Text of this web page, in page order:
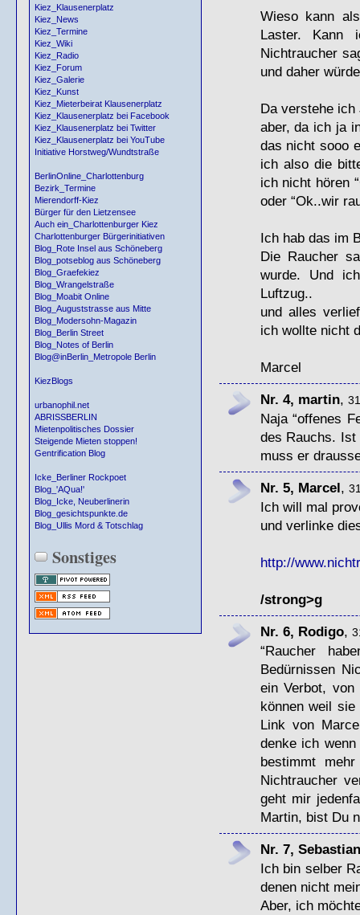
Kiez_Klausenerplatz
Kiez_News
Kiez_Termine
Kiez_Wiki
Kiez_Radio
Kiez_Forum
Kiez_Galerie
Kiez_Kunst
Kiez_Mieterbeirat Klausenerplatz
Kiez_Klausenerplatz bei Facebook
Kiez_Klausenerplatz bei Twitter
Kiez_Klausenerplatz bei YouTube
Initiative Horstweg/Wundtstraße
BerlinOnline_Charlottenburg
Bezirk_Termine
Mierendorff-Kiez
Bürger für den Lietzensee
Auch ein_Charlottenburger Kiez
Charlottenburger Bürgerinitiativen
Blog_Rote Insel aus Schöneberg
Blog_potseblog aus Schöneberg
Blog_Graefekiez
Blog_Wrangelstraße
Blog_Moabit Online
Blog_Auguststrasse aus Mitte
Blog_Modersohn-Magazin
Blog_Berlin Street
Blog_Notes of Berlin
Blog@inBerlin_Metropole Berlin
KiezBlogs
urbanophil.net
ABRISSBERLIN
Mietenpolitisches Dossier
Steigende Mieten stoppen!
Gentrification Blog
Icke_Berliner Rockpoet
Blog_'AQua!'
Blog_Icke, Neuberlinerin
Blog_gesichtspunkte.de
Blog_Ullis Mord & Totschlag
Sonstiges
Wieso kann
Laster. Kann
Nichtraucher
und daher
Da verstehe
aber, da ich ja
das nicht sooo
ich also die
ich nicht hören
oder “Ok..wir
Ich hab das im
Die Raucher
wurde. Und
Luftzug..
und alles
ich wollte nicht
Marcel
Nr. 4, martin,
Naja “offenes
des Rauchs.
muss er
Nr. 5, Marcel,
Ich will mal
und verlinke
http://
/strong>g
Nr. 6, Rodigo,
“Raucher
Bedürnissen
ein Verbot,
können weil
Link von
denke ich
bestimmt
Nichtraucher
geht mir
Martin, bist Du
Nr. 7, Sebastian
Ich bin selber
denen nicht
Aber, ich